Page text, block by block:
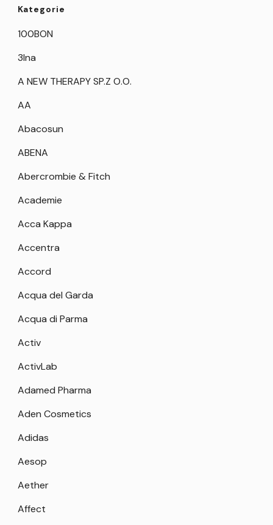
Kategorie
100BON
3Ina
A NEW THERAPY SP.Z O.O.
AA
Abacosun
ABENA
Abercrombie & Fitch
Academie
Acca Kappa
Accentra
Accord
Acqua del Garda
Acqua di Parma
Activ
ActivLab
Adamed Pharma
Aden Cosmetics
Adidas
Aesop
Aether
Affect